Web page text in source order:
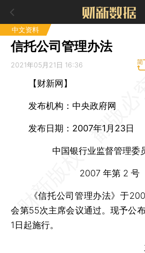
中文资料
信托公司管理办法
2021年05月21日 16:36
【财新网】
发布机构：中央政府网
发布日期：2007年1月23日
中国银行业监督管理委
2007 年第 2 号
《信托公司管理办法》于
会第55次主席会议通过。现予公
1日起施行。